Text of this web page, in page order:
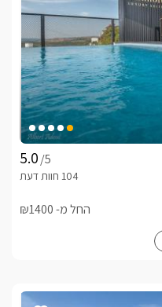
/5
החל מ- ₪1400